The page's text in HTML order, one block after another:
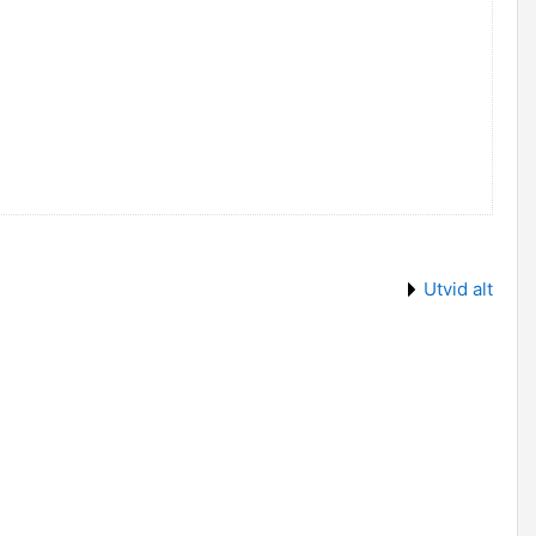
Utvid alt